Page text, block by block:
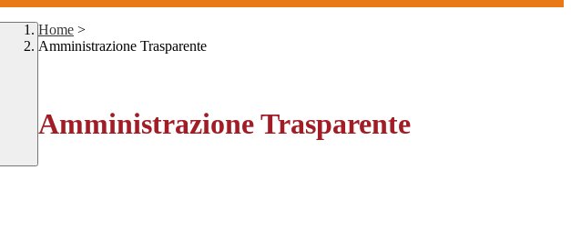
Home >
Amministrazione Trasparente
Amministrazione Trasparente